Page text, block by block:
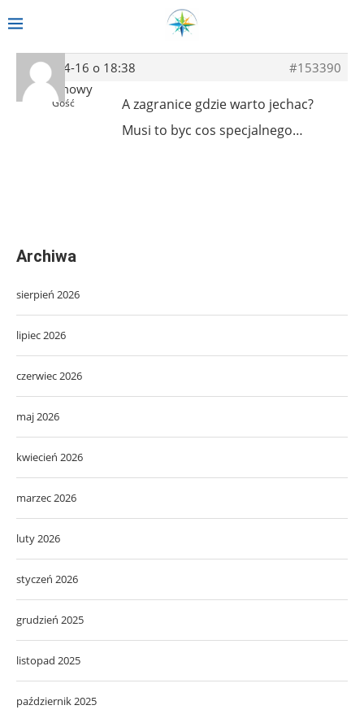
2019-04-16 o 18:38
#153390
Anonimowy
Gość
A zagranice gdzie warto jechac?
Musi to byc cos specjalnego…
Archiwa
sierpień 2026
lipiec 2026
czerwiec 2026
maj 2026
kwiecień 2026
marzec 2026
luty 2026
styczeń 2026
grudzień 2025
listopad 2025
październik 2025